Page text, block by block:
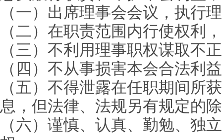
（一）出席理事会会议，执行
（二）在职责范围内行使权利
（三）不利用理事职权谋取不
（四）不从事损害本会合法利
（五）不得泄露在任职期间所
息，但法律、法规另有规定的
（六）谨慎、认真、勤勉、独